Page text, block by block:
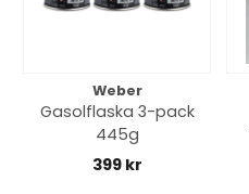
Weber
Gasolflaska 3-pack
445g
399 kr